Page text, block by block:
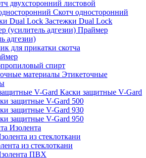
двухсторонний листовой
Скотч односторонний
Застежки Dual Lock
Праймер
адгезии)
для прикатки скотча
спирт
Этикеточные
Каски защитные V-Gard
защитные V-Gard 500
защитные V-Gard 930
защитные V-Gard 950
Изолента
из стеклоткани